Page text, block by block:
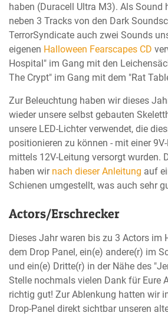
haben (Duracell Ultra M3). Als Sound
neben 3 Tracks von den Dark
TerrorSyndicate auch zwei Sounds
eigenen Halloween Fearscapes CD
Hospital" im Gang mit den
The Crypt" im Gang mit dem "Rat
Zur Beleuchtung haben wir dieses
wieder unsere selbst gebauten
unsere LED-Lichter verwendet, die
positionieren zu können - mit einer
mittels 12V-Leitung versorgt wurden.
haben wir nach dieser Anleitung auf
Schienen umgestellt, was auch sehr
Actors/Erschrecker
Dieses Jahr waren bis zu 3 Actors im
dem Drop Panel, ein(e) andere(r) im
und ein(e) Dritte(r) in der Nähe des
Stelle nochmals vielen Dank für Eure
richtig gut! Zur Ablenkung hatten wir
Drop-Panel direkt sichtbar unseren